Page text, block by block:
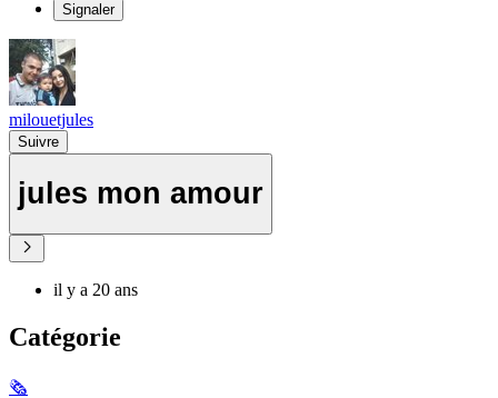
Signaler
milouetjules
Suivre
jules mon amour
il y a 20 ans
Catégorie
🗞